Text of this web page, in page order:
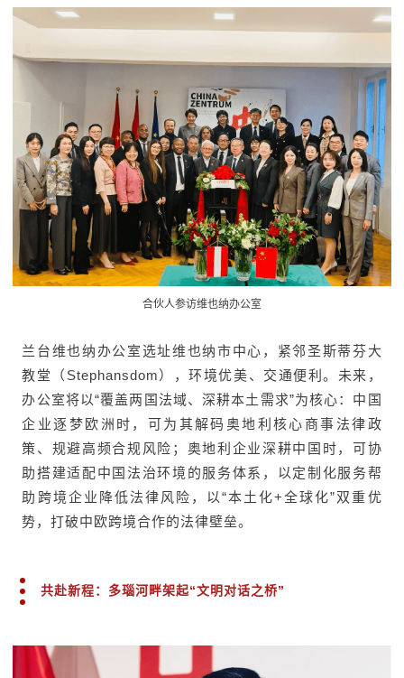
合伙人参访维也纳办公室
兰台维也纳办公室选址维也纳市中心，紧邻圣斯蒂芬大
教堂（Stephansdom），环境优美、交通便利。未来，
办公室将以“覆盖两国法域、深耕本土需求”为核心：中国
企业逐梦欧洲时，可为其解码奥地利核心商事法律政
策、规避高频合规风险；奥地利企业深耕中国时，可协
助搭建适配中国法治环境的服务体系，以定制化服务帮
助跨境企业降低法律风险，以“本土化+全球化”双重优
势，打破中欧跨境合作的法律壁垒。
共赴新程：多瑙河畔架起“文明对话之桥”